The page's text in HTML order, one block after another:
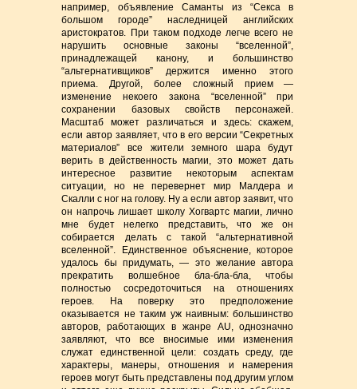
например, объявление Саманты из “Секса в
большом городе” наследницей английских
аристократов. При таком подходе легче всего не
нарушить основные законы “вселенной”,
принадлежащей канону, и большинство
“альтернативщиков” держится именно этого
приема. Другой, более сложный прием —
изменение некоего закона “вселенной” при
сохранении базовых свойств персонажей.
Масштаб может различаться и здесь: скажем,
если автор заявляет, что в его версии “Секретных
материалов” все жители земного шара будут
верить в действенность магии, это может дать
интересное развитие некоторым аспектам
ситуации, но не перевернет мир Малдера и
Скалли с ног на голову. Ну а если автор заявит, что
он напрочь лишает школу Хогвартс магии, лично
мне будет нелегко представить, что же он
собирается делать с такой “альтернативной
вселенной”. Единственное объяснение, которое
удалось бы придумать, — это желание автора
прекратить волшебное бла-бла-бла, чтобы
полностью сосредоточиться на отношениях
героев. На поверку это предположение
оказывается не таким уж наивным: большинство
авторов, работающих в жанре AU, однозначно
заявляют, что все вносимые ими изменения
служат единственной цели: создать среду, где
характеры, манеры, отношения и намерения
героев могут быть представлены под другим углом